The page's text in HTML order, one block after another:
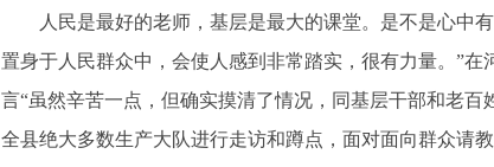
人民是最好的老师，基层是最大的课堂。是不是心中有
置身于人民群众中，会使人感到非常踏实，很有力量。”
言“虽然辛苦一点，但确实摸清了情况，同基层干部和老
全县绝大多数生产大队进行走访和蹲点，面对面向群众请